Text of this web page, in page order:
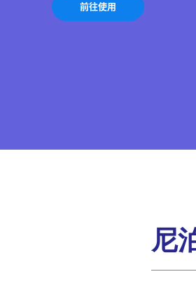
前往使用
尼